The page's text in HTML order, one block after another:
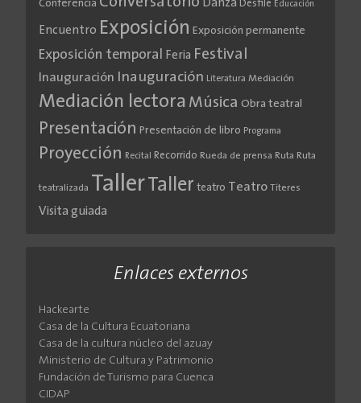
Conferencia Danza Desfile Educación
Encuentro Exposición Exposición permanente
Exposición temporal Feria Festival
Inauguración Inauguración Literatura Mediación
Mediación lectora Música Obra teatral
Presentación Presentación de libro Programa
Proyección Recital Recorrido Rueda de prensa Ruta Ruta
teatralizada Taller Taller teatro Teatro Títeres
Visita guiada
Enlaces externos
Hackearte
Casa de la Cultura Ecuatoriana
Casa de la cultura núcleo del azuay
Ministerio de Cultura y Patrimonio
Fundación de Turismo para Cuenca
CIDAP